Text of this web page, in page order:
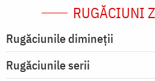
RUGĂCIUNI
Rugăciunile dimineții
Rugăciunile serii